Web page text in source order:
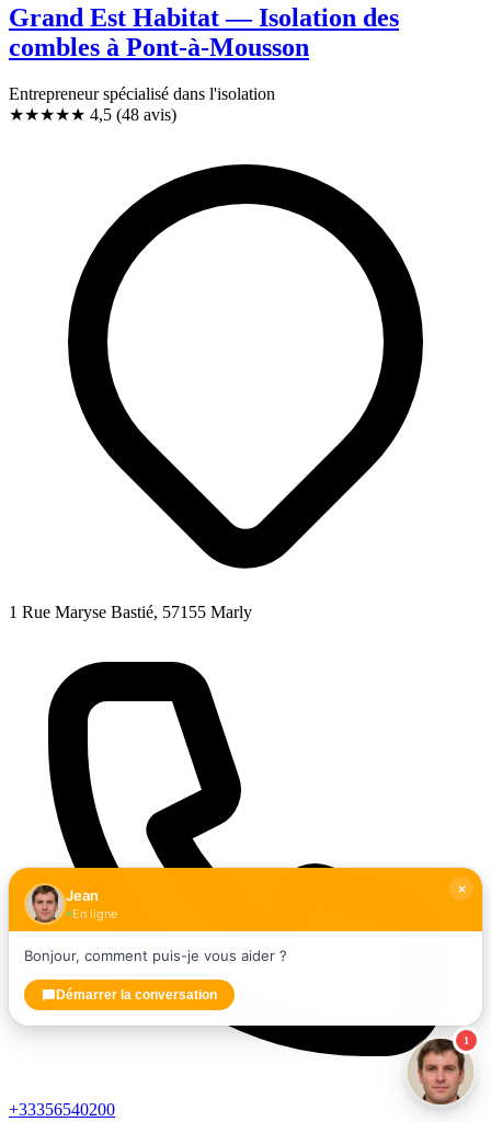
Grand Est Habitat — Isolation des
combles à Pont-à-Mousson
Entrepreneur spécialisé dans l'isolation
★★★★★ 4,5 (48 avis)
1 Rue Maryse Bastié, 57155 Marly
+33356540200
1
Jean
En ligne
Bonjour, comment puis-je vous aider ?
Démarrer la conversation